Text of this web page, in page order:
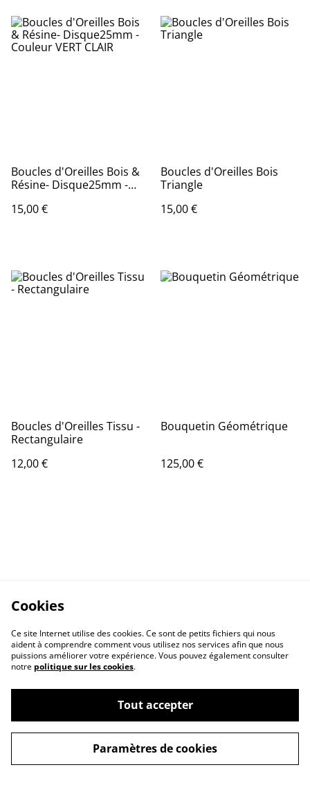
Boucles d'Oreilles Bois &
Résine- Disque25mm -
15,00 €
Boucles d'Oreilles Bois
Triangle
15,00 €
Boucles d'Oreilles Tissu -
Rectangulaire
12,00 €
Bouquetin Géométrique
125,00 €
Privacy Policy
Cookie Policy
Cookies
Ce site Internet utilise des cookies. Ce sont de petits fichiers qui nous
aident à comprendre comment vous utilisez nos services afin que nous
puissions améliorer votre expérience. Vous pouvez également consulter
notre politique sur les cookies.
Tout accepter
Paramètres de cookies